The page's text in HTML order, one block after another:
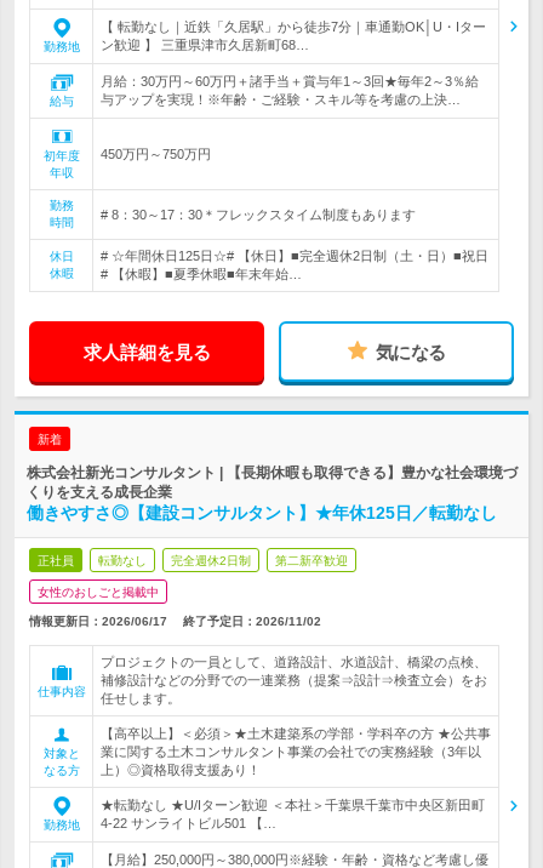
勤務地
【 転勤なし｜近鉄「久居駅」から徒歩7分｜車通勤OK│U・Iター
ン歓迎 】 三重県津市久居新町68…
給与
月給：30万円～60万円＋諸手当＋賞与年1～3回★毎年2～3％給
与アップを実現！※年齢・ご経験・スキル等を考慮の上決…
初年度
年収
450万円～750万円
勤務
時間
# 8：30～17：30＊フレックスタイム制度もあります
休日
休暇
# ☆年間休日125日☆# 【休日】■完全週休2日制（土・日）■祝日
# 【休暇】■夏季休暇■年末年始…
求人詳細を見る 気になる
新着
株式会社新光コンサルタント | 【長期休暇も取得できる】豊かな社会環境づ
くりを支える成長企業
働きやすさ◎【建設コンサルタント】★年休125日／転勤なし
正社員 転勤なし 完全週休2日制 第二新卒歓迎
女性のおしごと掲載中
情報更新日：2026/06/17 終了予定日： 2026/11/02
仕事内容
プロジェクトの一員として、道路設計、水道設計、橋梁の点検、
補修設計などの分野での一連業務（提案⇒設計⇒検査立会）をお
任せします。
対象と
なる方
【高卒以上】＜必須＞★土木建築系の学部・学科卒の方 ★公共事
業に関する土木コンサルタント事業の会社での実務経験（3年以
上）◎資格取得支援あり！
勤務地
★転勤なし ★U/Iターン歓迎 ＜本社＞千葉県千葉市中央区新田町
4-22 サンライトビル501 【…
【月給】250,000円～380,000円※経験・年齢・資格など考慮し優